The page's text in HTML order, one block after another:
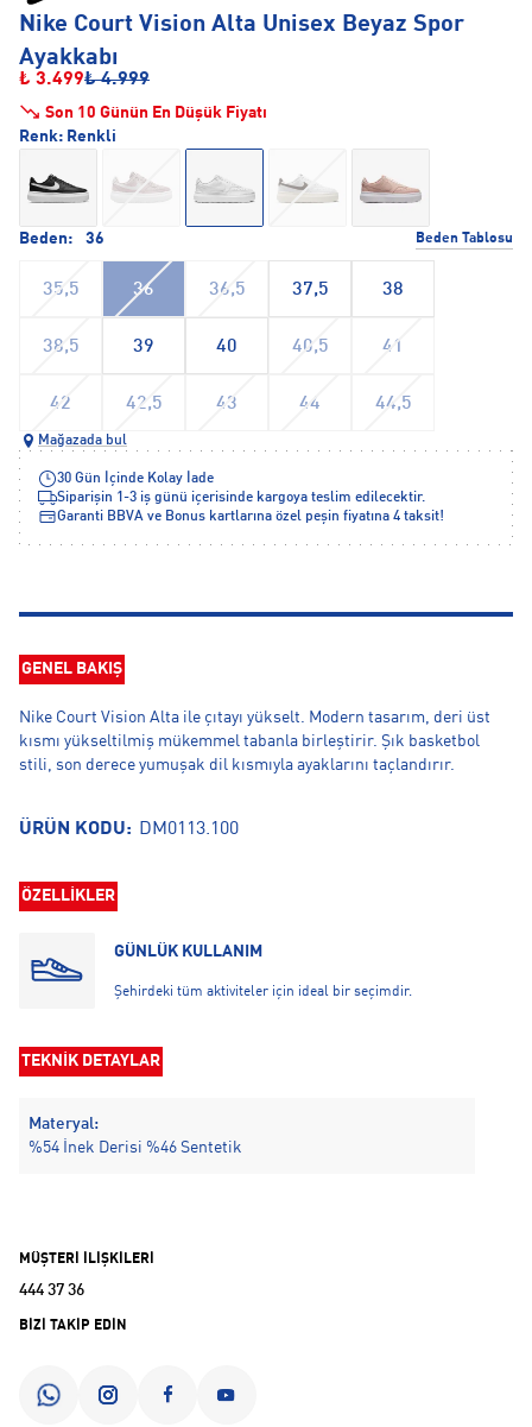
Nike Court Vision Alta Unisex Beyaz Spor
Ayakkabı
₺ 3.499₺ 4.999
Son 10 Günün En Düşük Fiyatı
Beden: 36 Beden Tablosu
35,5 36 36,5 37,5 38
38,5 39 40 40,5 41
42 42,5 43 44 44,5
Renk: Renkli
Mağazada bul
30 Gün İçinde Kolay İade
Siparişin 1-3 iş günü içerisinde kargoya teslim edilecektir.
Garanti BBVA ve Bonus kartlarına özel peşin fiyatına 4 taksit!
GENEL BAKIŞ
Nike Court Vision Alta ile çıtayı yükselt. Modern tasarım, deri üst
kısmı yükseltilmiş mükemmel tabanla birleştirir. Şık basketbol
stili, son derece yumuşak dil kısmıyla ayaklarını taçlandırır.
ÜRÜN KODU: DM0113.100
ÖZELLİKLER
GÜNLÜK KULLANIM
Şehirdeki tüm aktiviteler için ideal bir seçimdir.
TEKNİK DETAYLAR
Materyal:
%54 İnek Derisi %46 Sentetik
MÜŞTERİ İLİŞKİLERİ
444 37 36
BİZİ TAKİP EDİN